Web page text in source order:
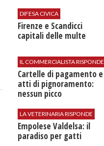
DIFESA CIVICA
Firenze e Scandicci
capitali delle multe
IL COMMERCIALISTA RISPONDE
Cartelle di pagamento e
atti di pignoramento:
nessun picco
LA VETERINARIA RISPONDE
Empolese Valdelsa: il
paradiso per gatti